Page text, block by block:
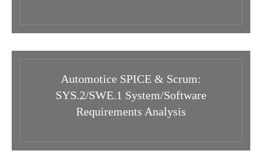
Automotice SPICE & Scrum:
SYS.2/SWE.1 System/Software
Requirements Analysis